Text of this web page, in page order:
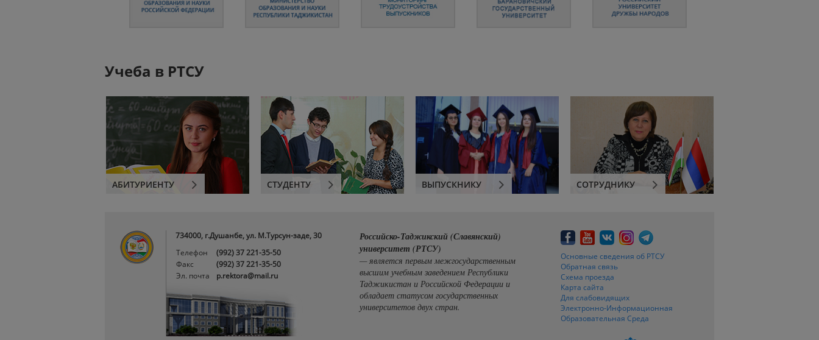
Учеба в РТСУ
АБИТУРИЕНТУ СТУДЕНТУ ВЫПУСКНИКУ СОТРУДНИКУ
734000, г.Душанбе, ул. М.Турсун-заде, 30
Телефон
(992) 37 221-35-50
Факс
(992) 37 221-35-50
Эл. почта
p.rektora@mail.ru
Российско-Таджикский (Славянский)
университет (РТСУ)
— является первым межгосударственным
высшим учебным заведением Республики
Таджикистан и Российской Федерации и
обладает статусом государственных
университетов двух стран.
Основные сведения об РТСУ
Обратная связь
Схема проезда
Карта сайта
Для слабовидящих
Электронно-Информационная
Образовательная Среда